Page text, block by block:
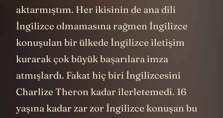
aktarmıştım. Her ikisinin de ana dili
İngilizce olmamasına rağmen İngilizce
konuşulan bir ülkede İngilizce iletişim
kurarak çok büyük başarılara imza
atmışlardı. Fakat hiç biri İngilizcesini
Charlize Theron kadar ilerletemedi. 16
yaşına kadar zar zor İngilizce konuşan bu